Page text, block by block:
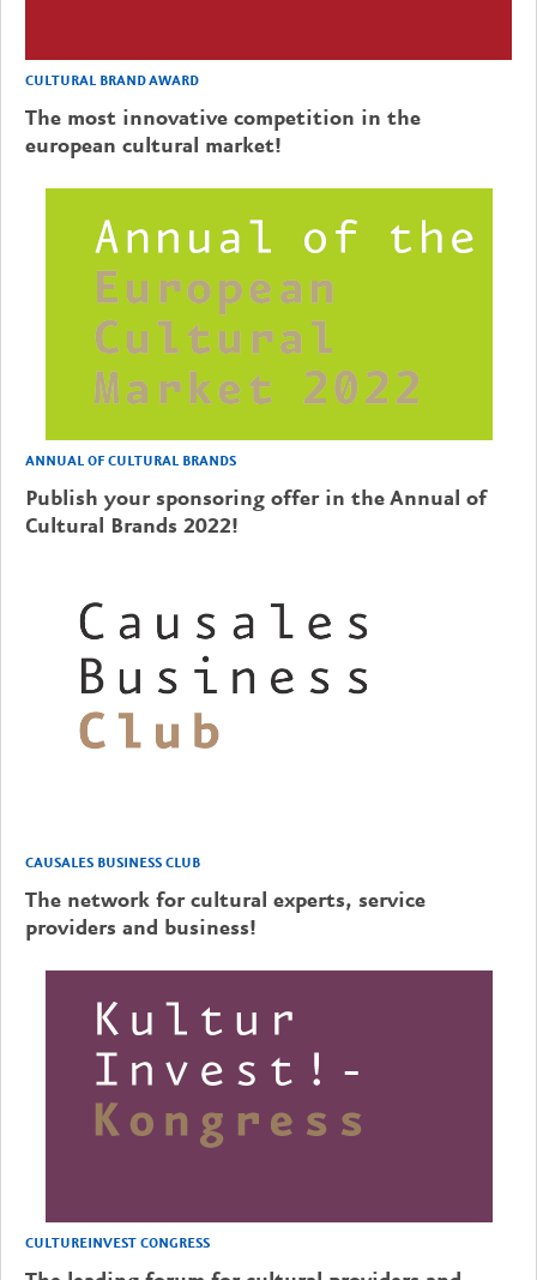
CULTURAL BRAND AWARD
The most innovative competition in the
european cultural market!
ANNUAL OF CULTURAL BRANDS
Publish your sponsoring offer in the Annual of
Cultural Brands 2022!
CAUSALES BUSINESS CLUB
The network for cultural experts, service
providers and business!
CULTUREINVEST CONGRESS